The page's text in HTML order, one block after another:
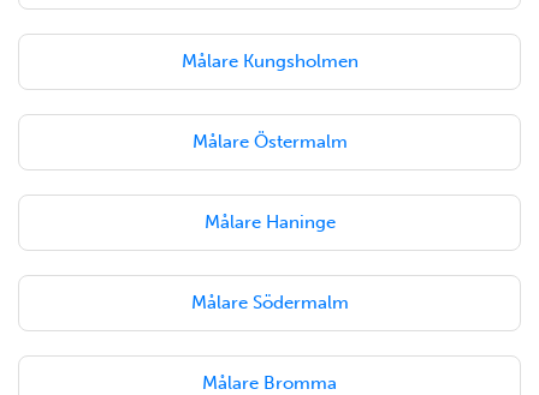
Målare Kungsholmen
Målare Östermalm
Målare Haninge
Målare Södermalm
Målare Bromma